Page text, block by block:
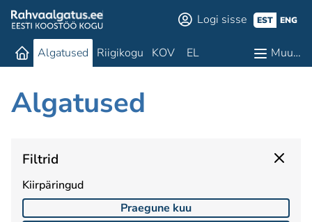
Logi sisse EST ENG
Algatused Riigikogu KOV EL Muu…
Algatused
Filtrid
Kiirpäringud
Praegune kuu